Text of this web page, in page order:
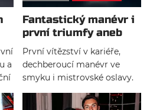
a
Fantastický manévr i
první triumfy aneb
Kvíz k VC Maďarska
První vítězství v kariéře,
dechberoucí manévr ve
smyku i mistrovské oslavy.
Velká cena Maďarska nám v
historii nabídla mnoho